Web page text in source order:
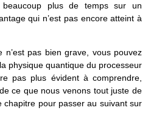
plus de temps sur un
qui n’est pas encore atteint à
n’est pas bien grave, vous pouvez
physique quantique du processeur
pas plus évident à comprendre,
ce que nous venons tout juste de
chapitre pour passer au suivant sur